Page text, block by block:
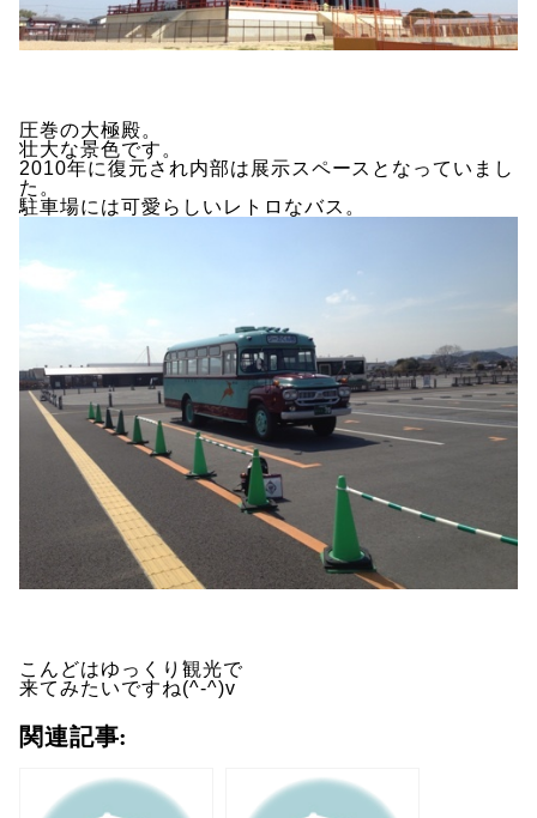
圧巻の大極殿。
壮大な景色です。
2010年に復元され内部は展示スペースとなっていまし
た。
駐車場には可愛らしいレトロなバス。
こんどはゆっくり観光で
来てみたいですね(^-^)v
関連記事: